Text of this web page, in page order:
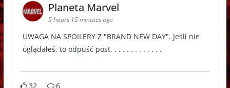
Planeta Marvel
5 hours 15 minutes ago
UWAGA NA SPOILERY Z "BRAND NEW DAY". Jeśli nie
oglądałeś, to odpuść post. . . . . . . . . . . . .
32 6